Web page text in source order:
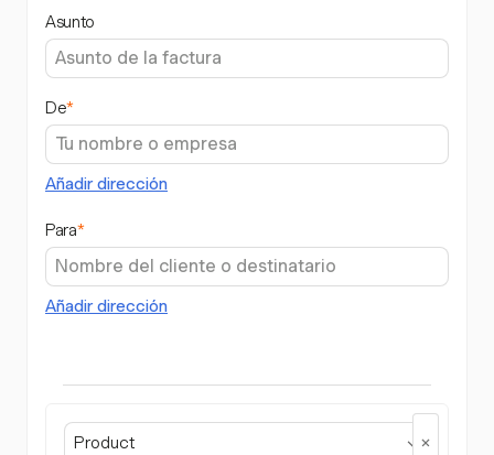
Asunto
De*
Añadir dirección
Para*
Añadir dirección
Product